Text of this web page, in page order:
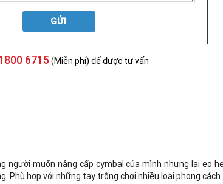
GỬI
6715 (Miễn phí) để được tư vấn
muốn nâng cấp cymbal của mình nhưng lại eo
hợp với những tay trống chơi nhiều loại phong